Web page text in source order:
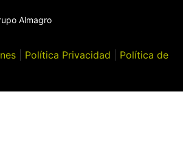
Almagro
Política Privacidad
Política de